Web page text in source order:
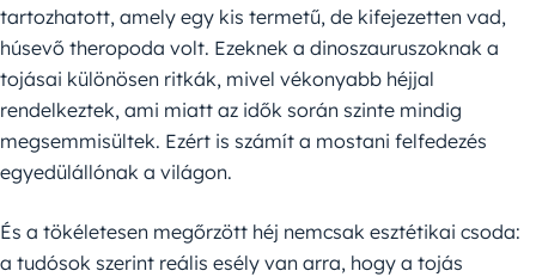
tartozhatott, amely egy kis termetű, de kifejezetten vad,
húsevő theropoda volt. Ezeknek a dinoszauruszoknak a
tojásai különösen ritkák, mivel vékonyabb héjjal
rendelkeztek, ami miatt az idők során szinte mindig
megsemmisültek. Ezért is számít a mostani felfedezés
egyedülállónak a világon.
És a tökéletesen megőrzött héj nemcsak esztétikai csoda:
a tudósok szerint reális esély van arra, hogy a tojás